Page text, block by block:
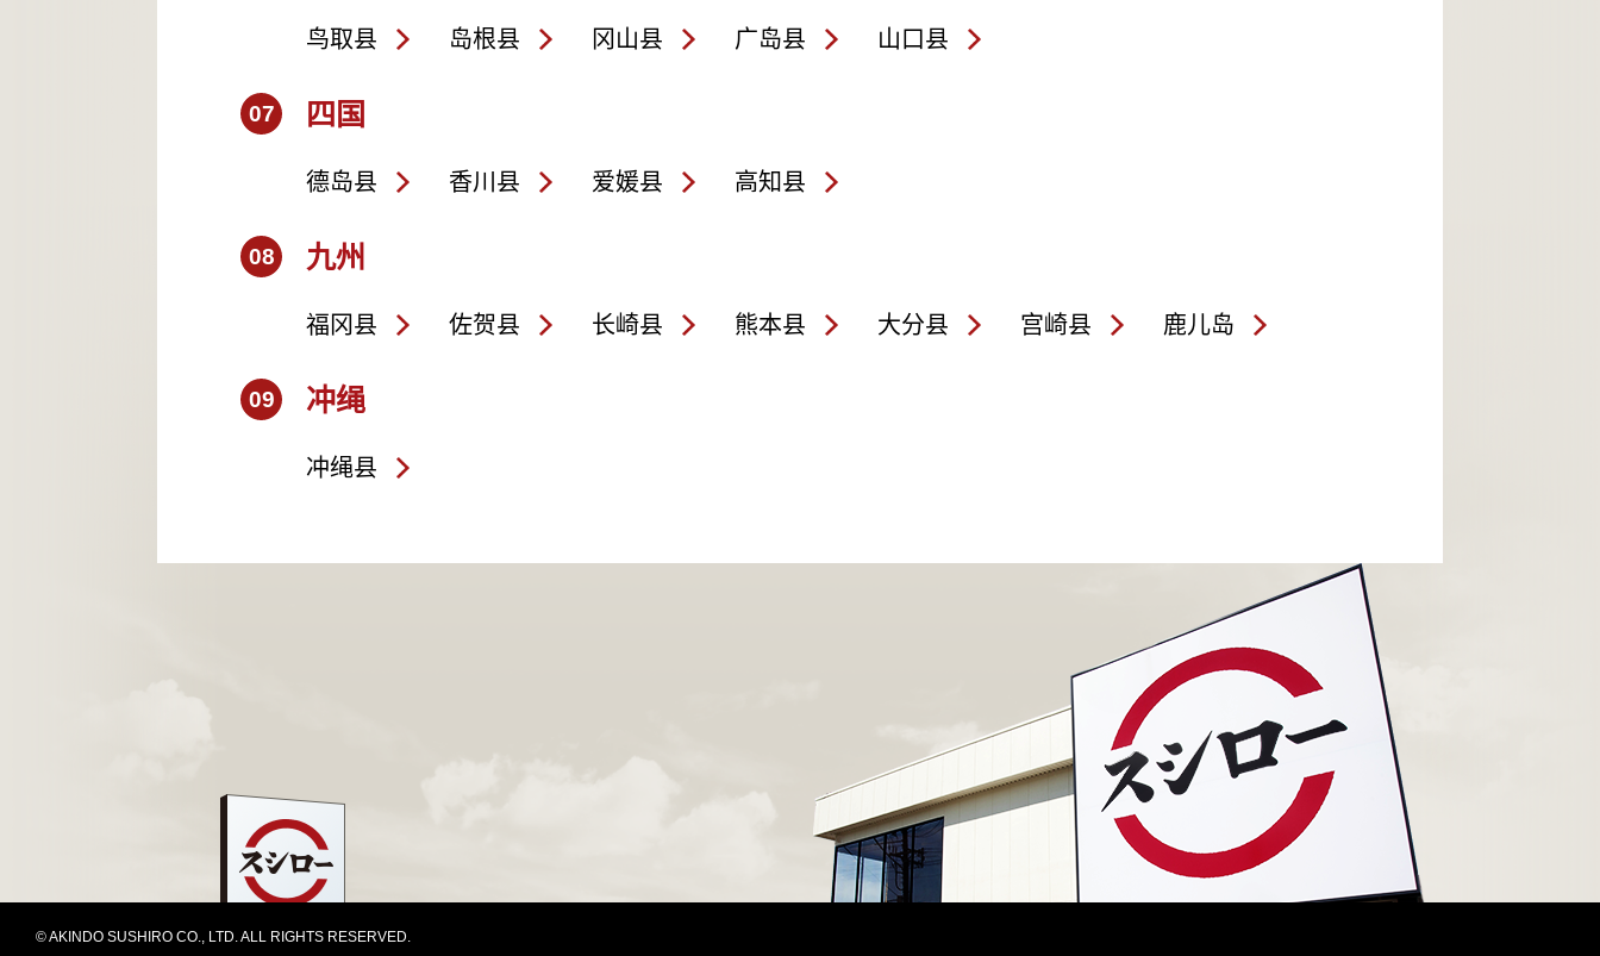
鸟取县 岛根县 冈山县 广岛县 山口县
07 四国
德岛县 香川县 爱媛县 高知县
08 九州
福冈县 佐贺县 长崎县 熊本县 大分县 宫崎县 鹿儿岛
09 冲绳
冲绳县
© AKINDO SUSHIRO CO., LTD. ALL RIGHTS RESERVED.